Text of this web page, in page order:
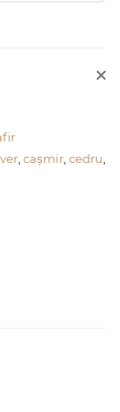
cașmir cedru